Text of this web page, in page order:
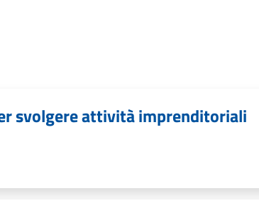
svolgere attività imprenditoriali